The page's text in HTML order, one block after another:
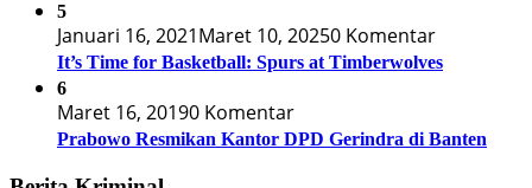
5
Januari 16, 2021Maret 10, 20250 Komentar
It’s Time for Basketball: Spurs at Timberwolves
6
Maret 16, 20190 Komentar
Prabowo Resmikan Kantor DPD Gerindra di Banten